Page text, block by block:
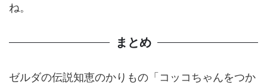
ね。
まとめ
ゼルダの伝説知恵のかりもの「コッコちゃんをつか